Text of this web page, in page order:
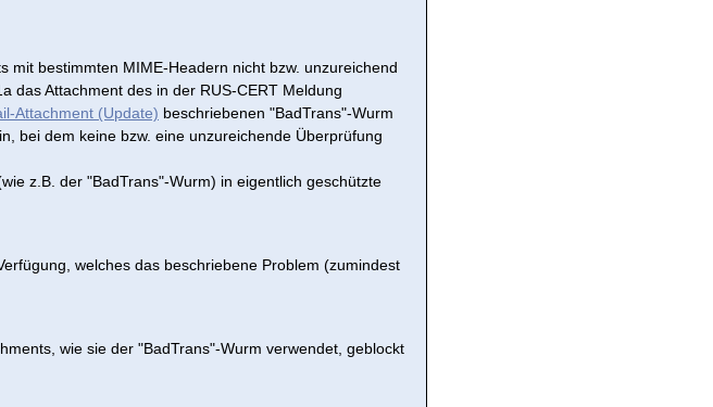
mit bestimmten MIME-Headern nicht bzw. unzureichend
das Attachment des in der RUS-CERT Meldung
Attachment (Update) beschriebenen "BadTrans"-Wurm
bei dem keine bzw. eine unzureichende Überprüfung
z.B. der "BadTrans"-Wurm) in eigentlich geschützte
welches das beschriebene Problem (zumindest
wie sie der "BadTrans"-Wurm verwendet, geblockt